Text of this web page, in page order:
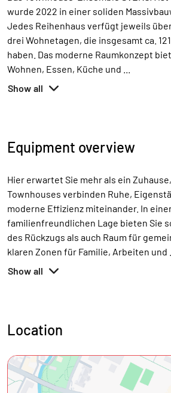
wurde 2022 in einer soliden
Jedes Reihenhaus verfügt jeweils
drei Wohnetagen, die insgesamt ca.
haben. Das moderne Raumkonzept
Wohnen, Essen, Küche und
Show all
Equipment overview
Hier erwartet Sie mehr als ein
Townhouses verbinden Ruhe,
moderne Effizienz miteinander. In
familienfreundlichen Lage bieten Sie
des Rückzugs als auch Raum für
klaren Zonen für Familie, Arbeiten und
Show all
Location